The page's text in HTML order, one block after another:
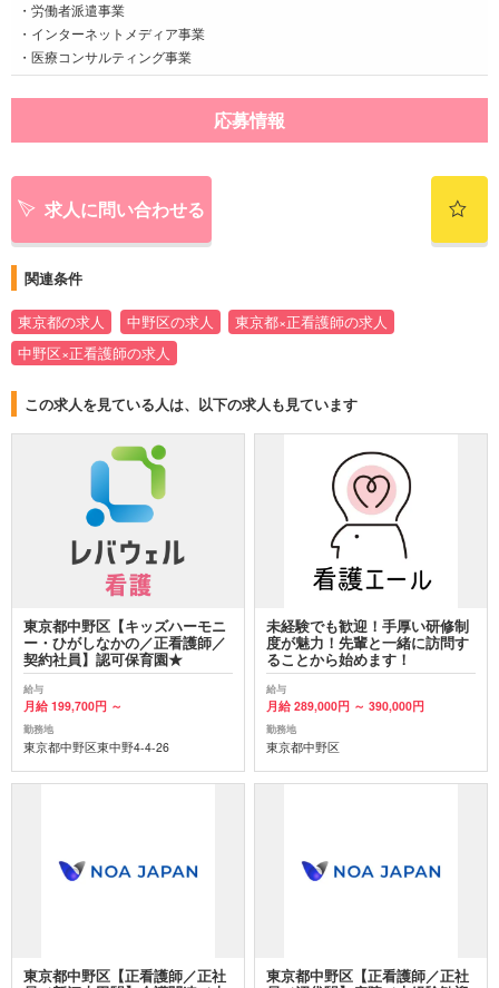
・労働者派遣事業
・インターネットメディア事業
・医療コンサルティング事業
応募情報
求人に問い合わせる
関連条件
東京都の求人 中野区の求人
東京都×正看護師の求人
中野区×正看護師の求人
この求人を見ている人は、以下の求人も見ています
東京都中野区【キッズハーモニ
ー・ひがしなかの／正看護師／
契約社員】認可保育園★
給与
月給 199,700円 ～
勤務地
東京都中野区東中野4-4-26
未経験でも歓迎！手厚い研修制
度が魅力！先輩と一緒に訪問す
ることから始めます！
給与
月給 289,000円 ～ 390,000円
勤務地
東京都中野区
東京都中野区【正看護師／正社
東京都中野区【正看護師／正社